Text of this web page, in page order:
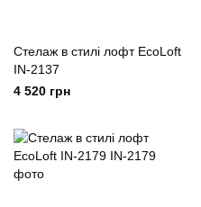
Cтелаж в стилі лофт EcoLoft
IN-2137
4 520 грн